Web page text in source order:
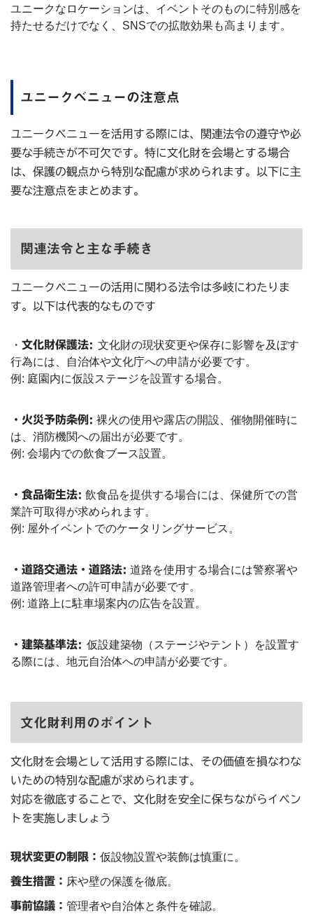
ユニークなロケーションは、イベントそのものに特別感を
持たせるだけでなく、SNSでの拡散効果も高まります。
ユニークベニューの注意点
ユニークベニューを活用する際には、関連法令の遵守や必
要な手続きが不可欠です。特に文化財を会場とする場合
は、保護の観点から特別な配慮が求められます。以下に主
要な注意点をまとめます。
関連法令と主な手続き
ユニークベニューの活用に関わる法令は多岐にわたりま
す。以下は代表的なものです
・ 文化財保護法: 文化財の現状変更や保存に影響を及ぼす
行為には、自治体や文化庁への申請が必要です。
例: 庭園内に仮設ステージを設置する場合。
・火災予防条例: 裸火の使用や露店の開設、催物開催時に
は、消防機関への届出が必要です。
例: 会場内での飲食ブース設置。
・食品衛生法: 飲食品を提供する場合には、保健所での営
業許可取得が求められます。
例: 屋外イベントでのケータリングサービス。
・道路交通法・道路法: 道路を使用する場合には警察署や
道路管理者への許可申請が必要です。
例: 道路上に駐車場案内の広告を設置。
・建築基準法: 仮設建築物（ステージやテント）を設置す
る際には、地元自治体への申請が必要です。
文化財利用のポイント
文化財を会場として活用する際には、その価値を損なわな
いための特別な配慮が求められます。
対応を徹底することで、文化財を安全に保ちながらイベン
トを実施しましょう
現状変更の制限： 仮設物設置や装飾は慎重に。
養生措置： 床や壁の保護を徹底。
事前協議： 管理者や自治体と条件を確認。